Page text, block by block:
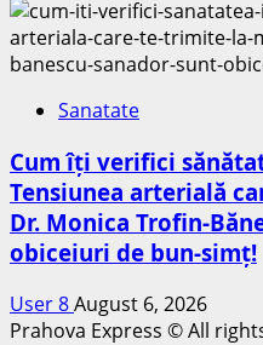
Sanatate
Cum îți verifici
Tensiunea arterială
Dr. Monica Trofin-
obiceiuri de bun-simț!
User 8August 6, 2026
Prahova Express © All